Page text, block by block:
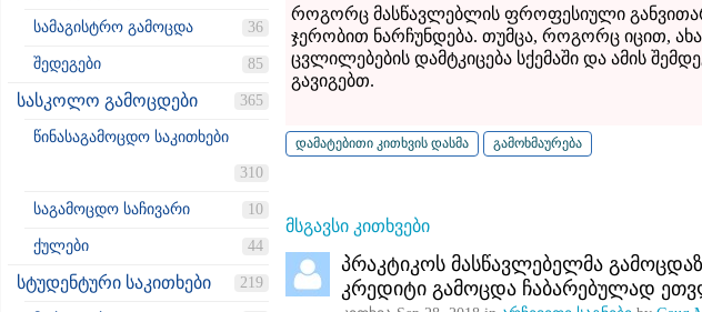
სამაგისტრო გამოცდა 36
შედეგები 85
სასკოლო გამოცდები 365
წინასაგამოცდო საკითხები
310
საგამოცდო საჩივარი 10
ქულები 44
სტუდენტური საკითხები 219
როგორც მასწავლებლის ფროფესიული
ჯერობით ნარჩუნდება. თუმცა, როგორც იცით,
ცვლილებების დამტკიცება სქემაში და ამის
გავიგებთ.
მსგავსი კითხვები
პრაკტიკოს მასწავლებელმა
კრედიტი გამოცდა ჩაბარებულად